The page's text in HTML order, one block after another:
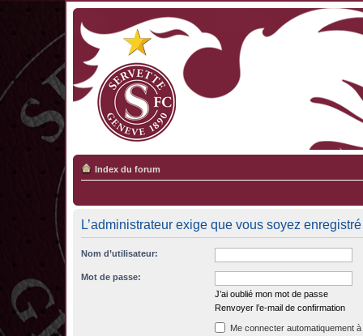
Index du forum
L’administrateur exige que vous soyez
Nom d’utilisateur:
Mot de passe:
J’ai oublié mon mot de passe
Renvoyer l’e-mail de confirmation
Me connecter automatiquement